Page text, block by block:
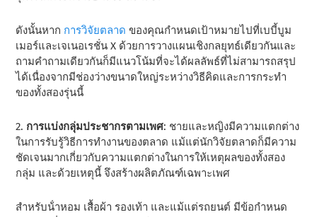
ดังนั้นหาก การวิจัยตลาด ของคุณกําหนดเป้าหมายไปที่เบบี้บูม
เมอร์และเจเนอเรชั่น X ด้วยการวางแผนเชิงกลยุทธ์เดียวกันและ
ถามคําถามเดียวกันก็มีแนวโน้มที่จะได้ผลลัพธ์ที่ไม่สามารถสรุป
ได้เนื่องจากมีช่องว่างขนาดใหญ่ระหว่างวิธีคิดและการกระทํา
ของทั้งสองรุ่นนี้
2. การแบ่งกลุ่มประชากรตามเพศ: ชายและหญิงมีความแตกต่าง
ในการรับรู้วิธีการทํางานของตลาด แม้แต่นักวิจัยตลาดก็มีความ
ชัดเจนมากเกี่ยวกับความแตกต่างในการให้เหตุผลของทั้งสอง
กลุ่ม และด้วยเหตุนี้ จึงสร้างผลิตภัณฑ์เฉพาะเพศ
สําหรับน้ําหอม เสื้อผ้า รองเท้า และแม้แต่รถยนต์ มีข้อกําหนด